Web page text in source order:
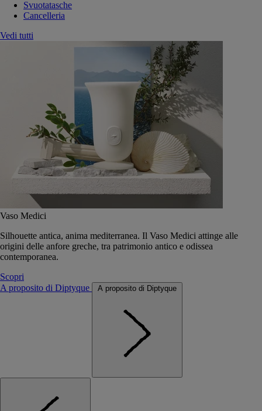
Svuotatasche
Cancelleria
Vedi tutti
Vaso Medici
Silhouette antica, anima mediterranea. Il Vaso Medici attinge alle
origini delle anfore greche, tra patrimonio antico e odissea
contemporanea.
Scopri
A proposito di Diptyque
A proposito di Diptyque